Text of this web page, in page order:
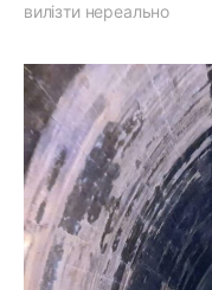
вилізти нереально